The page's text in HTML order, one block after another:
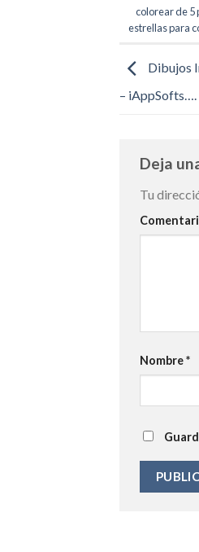
colorear de 5
estrellas para
Dibujos
– iAppSofts….
Deja
Tu
Nombre*